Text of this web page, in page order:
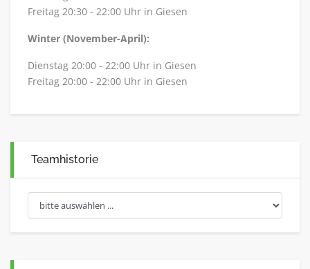
Freitag 20:30 - 22:00 Uhr in Giesen
Winter (November-April):
Dienstag 20:00 - 22:00 Uhr in Giesen
Freitag 20:00 - 22:00 Uhr in Giesen
Teamhistorie